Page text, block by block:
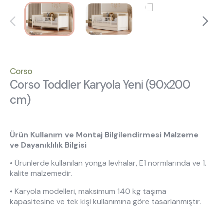
Almila Blog
Almila Kariyer
Almila Life Concept
Hakkımızda
Kurulum & Teslimat
İnsan Kaynakları
İş Ortaklığı
Corso
Corso Toddler Karyola Yeni (90x200
cm)
Ürün Kullanım ve Montaj Bilgilendirmesi Malzeme
ve Dayanıklılık Bilgisi
• Ürünlerde kullanılan yonga levhalar, E1 normlarında ve 1.
kalite malzemedir.
• Karyola modelleri, maksimum 140 kg taşıma
kapasitesine ve tek kişi kullanımına göre tasarlanmıştır.